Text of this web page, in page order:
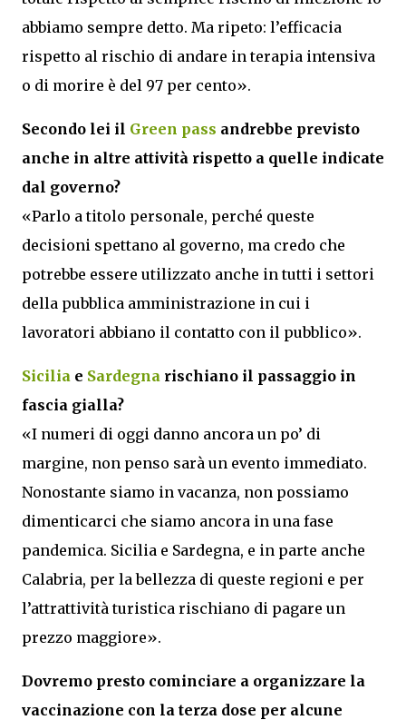
abbiamo sempre detto. Ma ripeto: l’efficacia
rispetto al rischio di andare in terapia intensiva
o di morire è del 97 per cento».
Secondo lei il Green pass andrebbe previsto
anche in altre attività rispetto a quelle indicate
dal governo?
«Parlo a titolo personale, perché queste
decisioni spettano al governo, ma credo che
potrebbe essere utilizzato anche in tutti i settori
della pubblica amministrazione in cui i
lavoratori abbiano il contatto con il pubblico».
Sicilia e Sardegna rischiano il passaggio in
fascia gialla?
«I numeri di oggi danno ancora un po’ di
margine, non penso sarà un evento immediato.
Nonostante siamo in vacanza, non possiamo
dimenticarci che siamo ancora in una fase
pandemica. Sicilia e Sardegna, e in parte anche
Calabria, per la bellezza di queste regioni e per
l’attrattività turistica rischiano di pagare un
prezzo maggiore».
Dovremo presto cominciare a organizzare la
vaccinazione con la terza dose per alcune